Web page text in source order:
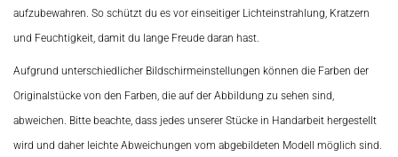
aufzubewahren. So schützt du es vor einseitiger Lichteinstrahlung, Kratzern
und Feuchtigkeit, damit du lange Freude daran hast.
Aufgrund unterschiedlicher Bildschirmeinstellungen können die Farben der
Originalstücke von den Farben, die auf der Abbildung zu sehen sind,
abweichen. Bitte beachte, dass jedes unserer Stücke in Handarbeit hergestellt
wird und daher leichte Abweichungen vom abgebildeten Modell möglich sind.